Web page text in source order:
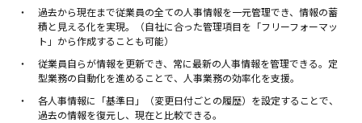
過去から現在まで従業員の全ての人事情報を一元管理でき、情報の蓄
積と見える化を実現。（自社に合った管理項目を「フリーフォーマッ
ト」から作成することも可能）
従業員自らが情報を更新でき、常に最新の人事情報を管理できる。定
型業務の自動化を進めることで、人事業務の効率化を支援。
各人事情報に「基準日」（変更日付ごとの履歴）を設定することで、
過去の情報を復元し、現在と比較できる。